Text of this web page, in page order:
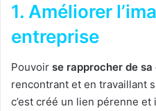
1. Améliorer
entreprise
Pouvoir se rapprocher de
rencontrant et en travaillant
c’est créé un lien pérenne